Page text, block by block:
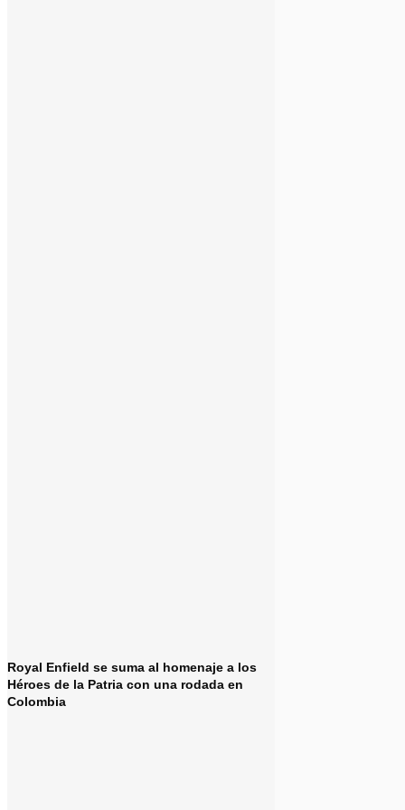
Royal Enfield se suma al homenaje a los
Héroes de la Patria con una rodada en
Colombia